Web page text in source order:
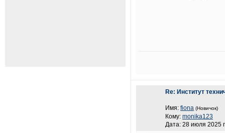
Re: Институт
Имя: fiona (Новичок)
Кому: monika123
Дата: 28 июля 2025